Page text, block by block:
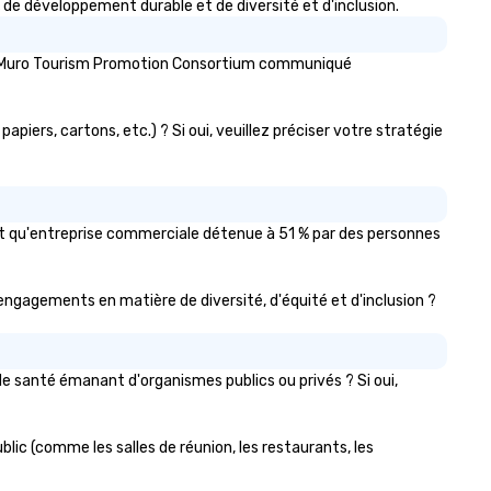
for groups of 10–200. Fully
seniority, and objectives.
développement durable et de diversité et d'inclusion.
Tourism Promotion Consortium communiqué
cartons, etc.) ? Si oui, veuillez préciser votre stratégie
commerciale détenue à 51 % par des personnes
en matière de diversité, d'équité et d'inclusion ?
santé émanant d'organismes publics ou privés ? Si oui,
(comme les salles de réunion, les restaurants, les